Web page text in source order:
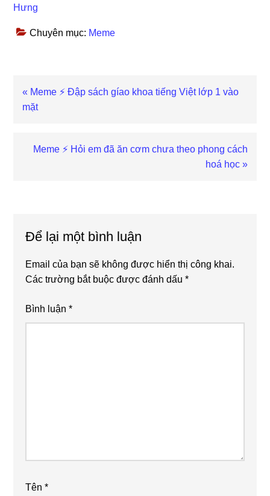
Hưng
Chuyên mục: Meme
Previous
Post:
« Meme ⚡ Đập sách gíao khoa tiếng Việt lớp 1 vào
mặt
Next
Meme ⚡ Hỏi em đã ăn cơm chưa theo phong cách
hoá học »
Để lại một bình luận
Email của bạn sẽ không được hiển thị công khai.
Các trường bắt buộc được đánh dấu*
Bình luận*
Tên*